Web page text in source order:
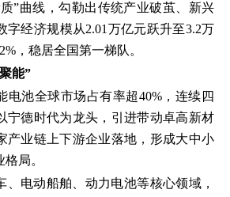
”曲线，勾勒出传统产业破茧、新兴
字经济规模从2.01万亿元跃升至3.2万
，稳居全国第一梯队。
能”
电池全球市场占有率超40%，连续四
宁德时代为龙头，引进带动卓高新材
产业链上下游企业落地，形成大中小
局。
、电动船舶、动力电池等核心领域，